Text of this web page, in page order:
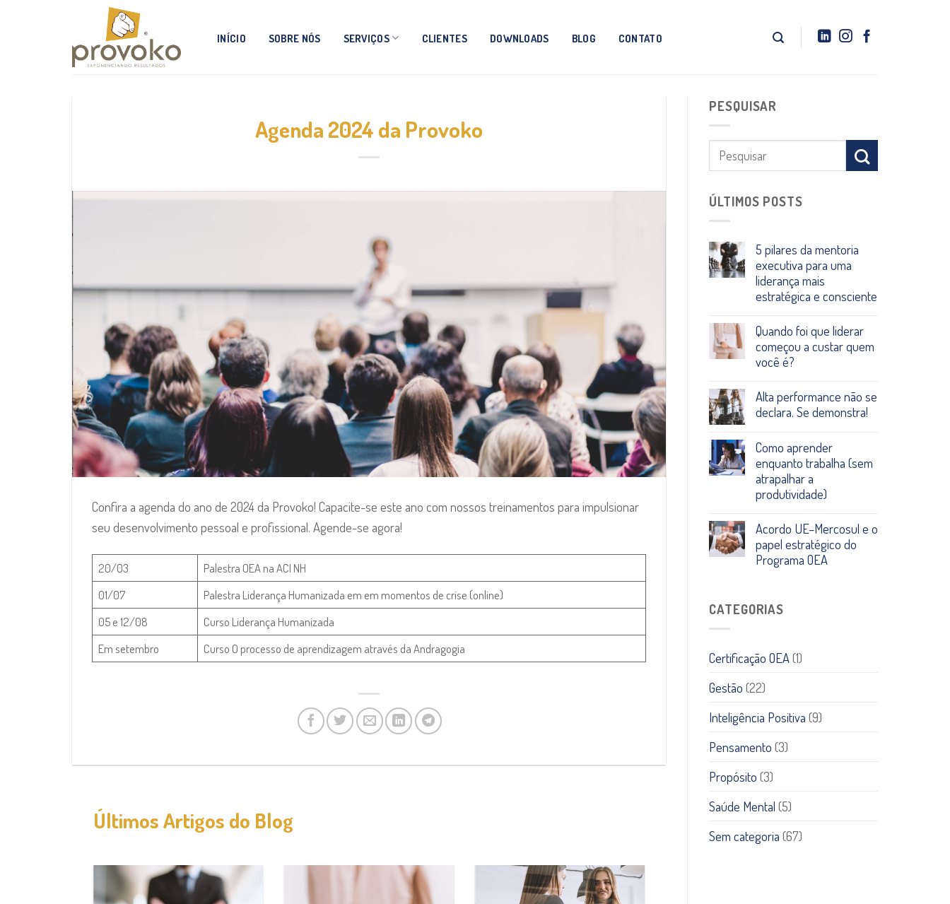
INÍCIO SOBRE NÓS SERVIÇOS CLIENTES DOWNLOADS BLOG CONTATO
Agenda 2024 da Provoko
Confira a agenda do ano de 2024 da Provoko! Capacite-se este ano com nossos treinamentos para impulsionar
seu desenvolvimento pessoal e profissional. Agende-se agora!
20/03
Palestra OEA na ACI NH
01/07
Palestra Liderança Humanizada em em momentos de crise (online)
05 e 12/08
Curso Liderança Humanizada
Em setembro
Curso O processo de aprendizagem através da Andragogia
Últimos Artigos do Blog
PESQUISAR
ÚLTIMOS POSTS
5 pilares da mentoria
executiva para uma
liderança mais
estratégica e consciente
Quando foi que liderar
começou a custar quem
você é?
Alta performance não se
declara. Se demonstra!
Como aprender
enquanto trabalha (sem
atrapalhar a
produtividade)
Acordo UE–Mercosul e o
papel estratégico do
Programa OEA
CATEGORIAS
Certificação OEA (1)
Gestão (22)
Inteligência Positiva (9)
Pensamento (3)
Propósito (3)
Saúde Mental (5)
Sem categoria (67)